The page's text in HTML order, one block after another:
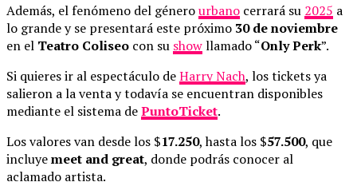
Además, el fenómeno del génerourbano cerrará su 2025 a
lo grande y se presentará este próximo 30 de noviembre
en el Teatro Coliseo con su showllamado “Only Perk”.
Si quieres ir al espectáculo deHarry Nach, los tickets ya
salieron a la venta y todavía se encuentran disponibles
mediante el sistema dePuntoTicket.
Los valores van desde los $17.250, hasta los $57.500, que
incluyemeet and great, donde podrás conocer al
aclamado artista.